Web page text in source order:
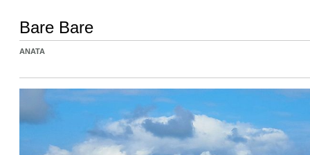
Bare Bare
ANATA